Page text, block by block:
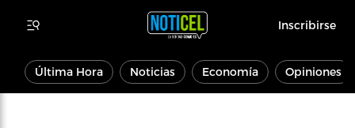
Inscribirse
Última Hora Noticias Economía Opiniones